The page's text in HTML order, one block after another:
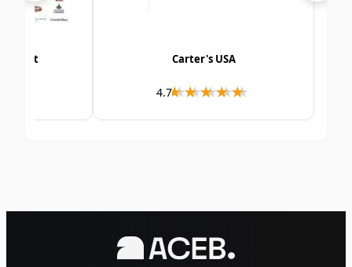
Carter's USA
★★★★★
★★★★★
4.7
Kuwait